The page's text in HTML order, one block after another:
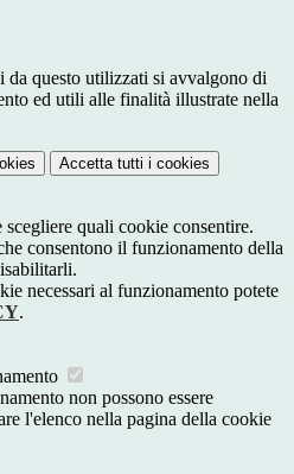
da questo utilizzati si avvalgono di
ed utili alle finalità illustrate nella
Accetta tutti i cookies
scegliere quali cookie consentire.
consentono il funzionamento della
necessari al funzionamento potete
.
non possono essere
l'elenco nella pagina della cookie